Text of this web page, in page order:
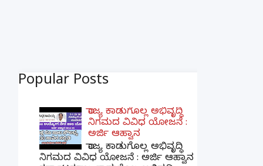
Popular Posts
ರಾಜ್ಯ ಕಾಡುಗೊಲ್ಲ ಅಭಿವೃದ್ಧಿ
ನಿಗಮದ ವಿವಿಧ ಯೋಜನೆ :
ಅರ್ಜಿ ಆಹ್ವಾನ
ರಾಜ್ಯ ಕಾಡುಗೊಲ್ಲ ಅಭಿವೃದ್ಧಿ
ನಿಗಮದ ವಿವಿಧ ಯೋಜನೆ : ಅರ್ಜಿ ಆಹ್ವಾನ